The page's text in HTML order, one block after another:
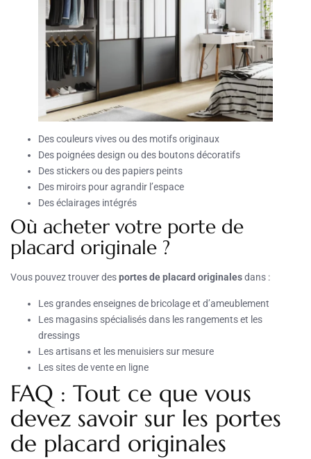
Des couleurs vives ou des motifs originaux
Des poignées design ou des boutons décoratifs
Des stickers ou des papiers peints
Des miroirs pour agrandir l’espace
Des éclairages intégrés
Où acheter votre porte de
placard originale ?
Vous pouvez trouver desportes de placard originalesdans :
Les grandes enseignes de bricolage et d’ameublement
Les magasins spécialisés dans les rangements et les
dressings
Les artisans et les menuisiers sur mesure
Les sites de vente en ligne
FAQ : Tout ce que vous
devez savoir sur les portes
de placard originales